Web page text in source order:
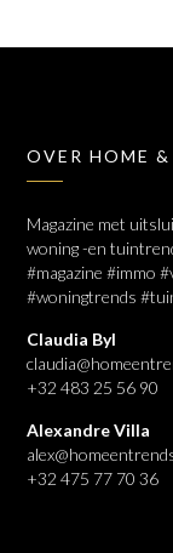
OVER HOME &
Magazine met
woning -en
#magazine #immo
#woningtrends
Claudia Byl
+32 483 25 56 90
Alexandre Villa
+32 475 77 70 36